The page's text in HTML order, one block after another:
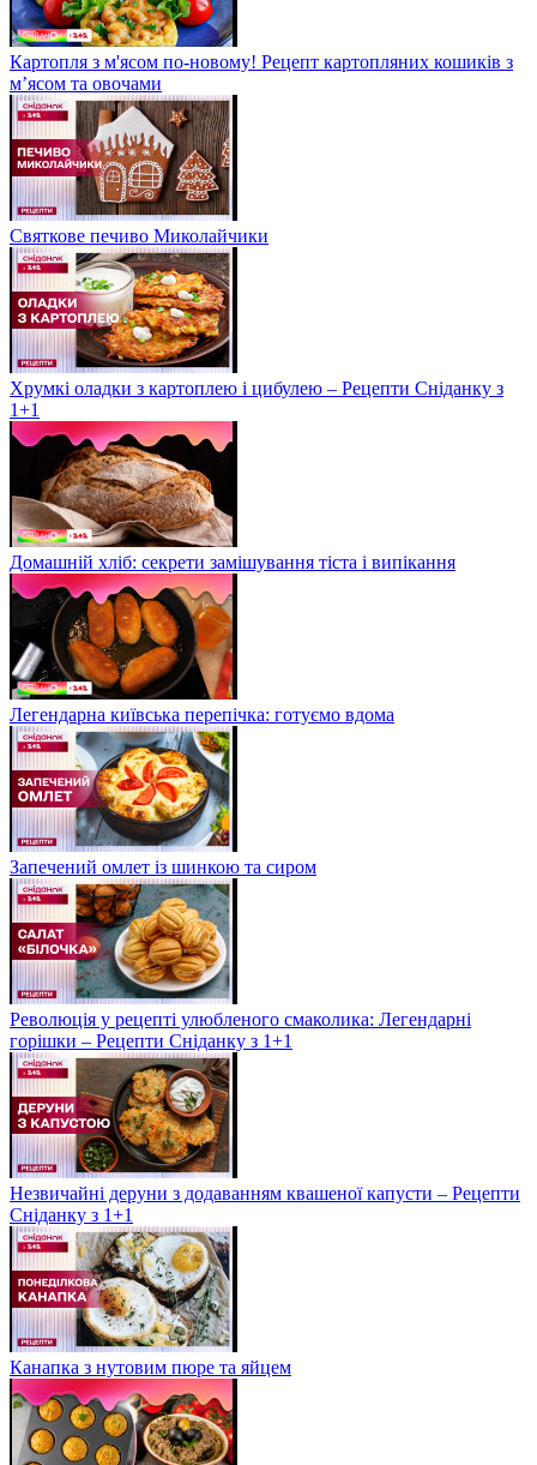
Картопля з м'ясом по-новому! Рецепт картопляних кошиків з
м’ясом та овочами
Святкове печиво Миколайчики
Хрумкі оладки з картоплею і цибулею – Рецепти Сніданку з
1+1
Домашній хліб: секрети замішування тіста і випікання
Легендарна київська перепічка: готуємо вдома
Запечений омлет із шинкою та сиром
Революція у рецепті улюбленого смаколика: Легендарні
горішки – Рецепти Сніданку з 1+1
Незвичайні деруни з додаванням квашеної капусти – Рецепти
Сніданку з 1+1
Канапка з нутовим пюре та яйцем